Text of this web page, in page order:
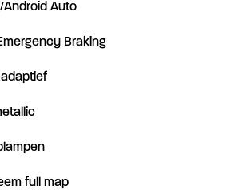
Android Auto
Braking
full map